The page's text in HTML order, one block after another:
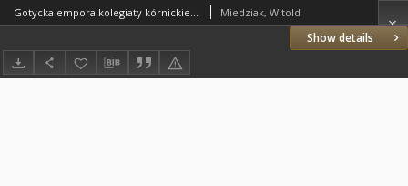
Show details
Gotycka empora kolegiaty kórnickiej. Pamiętnik Biblioteki Kórnickiej Z. 31. Miedziak, Witold